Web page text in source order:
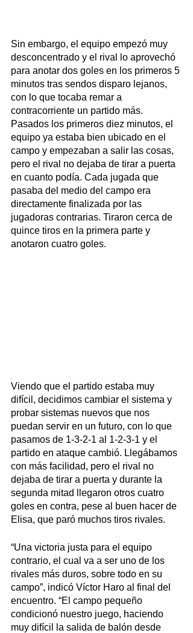
Sin embargo, el equipo empezó muy
desconcentrado y el rival lo aprovechó
para anotar dos goles en los primeros 5
minutos tras sendos disparo lejanos,
con lo que tocaba remar a
contracorriente un partido más.
Pasados los primeros diez minutos, el
equipo ya estaba bien ubicado en el
campo y empezaban a salir las cosas,
pero el rival no dejaba de tirar a puerta
en cuanto podía. Cada jugada que
pasaba del medio del campo era
directamente finalizada por las
jugadoras contrarias. Tiraron cerca de
quince tiros en la primera parte y
anotaron cuatro goles.
Viendo que el partido estaba muy
difícil, decidimos cambiar el sistema y
probar sistemas nuevos que nos
puedan servir en un futuro, con lo que
pasamos de 1-3-2-1 al 1-2-3-1 y el
partido en ataque cambió. Llegábamos
con más facilidad, pero el rival no
dejaba de tirar a puerta y durante la
segunda mitad llegaron otros cuatro
goles en contra, pese al buen hacer de
Elisa, que paró muchos tiros rivales.
“Una victoria justa para el equipo
contrario, el cual va a ser uno de los
rivales más duros, sobre todo en su
campo”, indicó Víctor Haro al final del
encuentro. “El campo pequeño
condicionó nuestro juego, haciendo
muy difícil la salida de balón desde